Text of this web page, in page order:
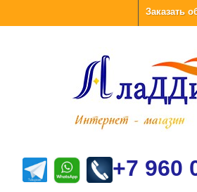
Заказать
+7 960